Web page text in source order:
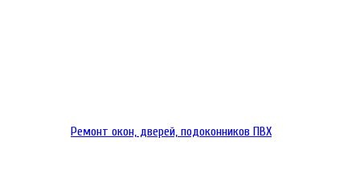
Ремонт окон, дверей, подоконников ПВХ